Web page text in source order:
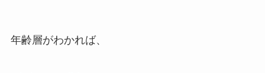
年齢層がわかれば、